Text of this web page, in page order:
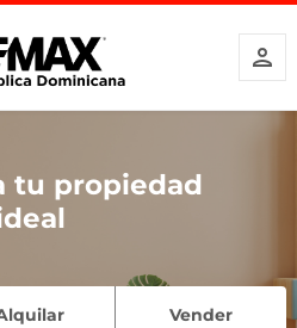
tu propiedad
Vender